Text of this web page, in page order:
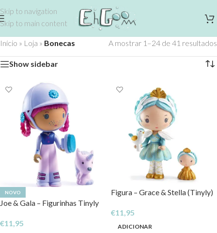
Skip to navigation
Skip to main content
Início » Loja » Bonecas A mostrar 1–24 de 41 resultados
Show sidebar
NOVO
Joe & Gala – Figurinhas Tinyly
€11,95
Figura – Grace & Stella (Tinyly)
€11,95
ADICIONAR